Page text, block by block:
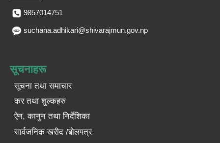
9857014751
suchana.adhikari@shivarajmun.gov.np
सूचनाहरू
सूचना तथा समाचार
कर तथा शुल्कहरु
ऐन, कानुन तथा निर्देशिका
सार्वजनिक खरीद /बोलपत्र